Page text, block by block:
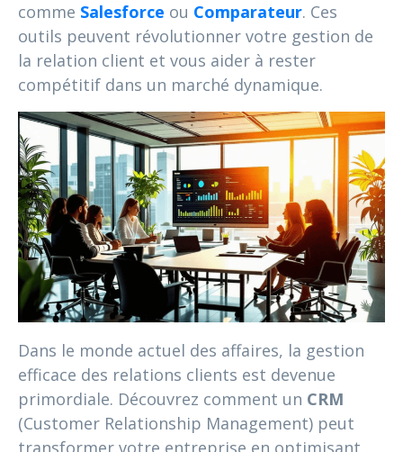
comme Salesforce ou Comparateur. Ces
outils peuvent révolutionner votre gestion de
la relation client et vous aider à rester
compétitif dans un marché dynamique.
Dans le monde actuel des affaires, la gestion
efficace des relations clients est devenue
primordiale. Découvrez comment un CRM
(Customer Relationship Management) peut
transformer votre entreprise en optimisant